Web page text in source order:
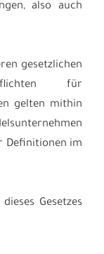
also auch
gesetzlichen
für
gelten mithin
Definitionen im
Gesetzes